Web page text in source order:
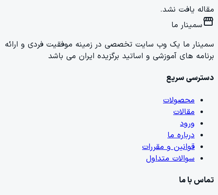
مقاله یافت نشد.
storefrontسمینار ما
سمینار ما یک وب سایت تخصصی در زمینه موفقیت فردی و ارائه
برنامه های آموزشی و اساتید برگزیده ایران می باشد
دسترسی سریع
محصولات
مقالات
ورود
درباره ما
قوانین و مقررات
سوالات متداول
تماس با ما